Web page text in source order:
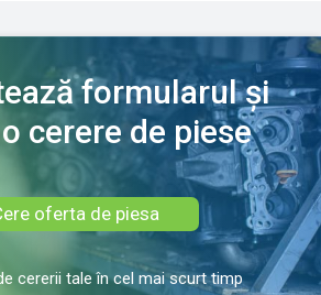
formularul și
cerere de piese
oferta de piesa
cererii tale în cel mai scurt timp